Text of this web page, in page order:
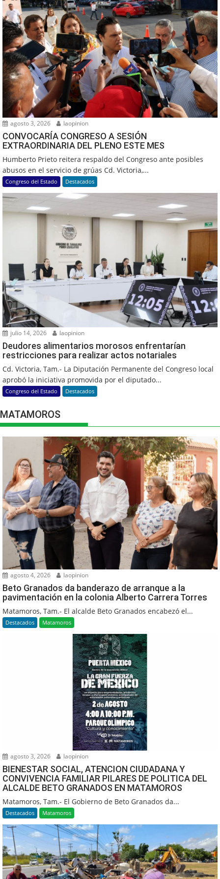
agosto 3, 2026 laopinion
CONVOCARÍA CONGRESO A SESIÓN
EXTRAORDINARIA DEL PLENO ESTE MES
Humberto Prieto reitera respaldo del Congreso ante posibles
abusos en el servicio de grúas Cd. Victoria,...
Congreso del Estado Destacados
julio 14, 2026 laopinion
Deudores alimentarios morosos enfrentarían
restricciones para realizar actos notariales
Cd. Victoria, Tam.- La Diputación Permanente del Congreso local
aprobó la iniciativa promovida por el diputado...
Congreso del Estado Destacados
MATAMOROS
agosto 4, 2026 laopinion
Beto Granados da banderazo de arranque a la
pavimentación en la colonia Alberto Carrera Torres
Matamoros, Tam.- El alcalde Beto Granados encabezó el...
Destacados Matamoros
agosto 3, 2026 laopinion
BIENESTAR SOCIAL, ATENCION CIUDADANA Y
CONVIVENCIA FAMILIAR PILARES DE POLITICA DEL
ALCALDE BETO GRANADOS EN MATAMOROS
Matamoros, Tam.- El Gobierno de Beto Granados da...
Destacados Matamoros